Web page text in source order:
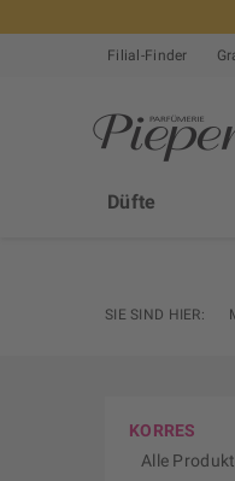
Filial-Finder
Düfte
SIE SIND HIER:
KORRES
Alle